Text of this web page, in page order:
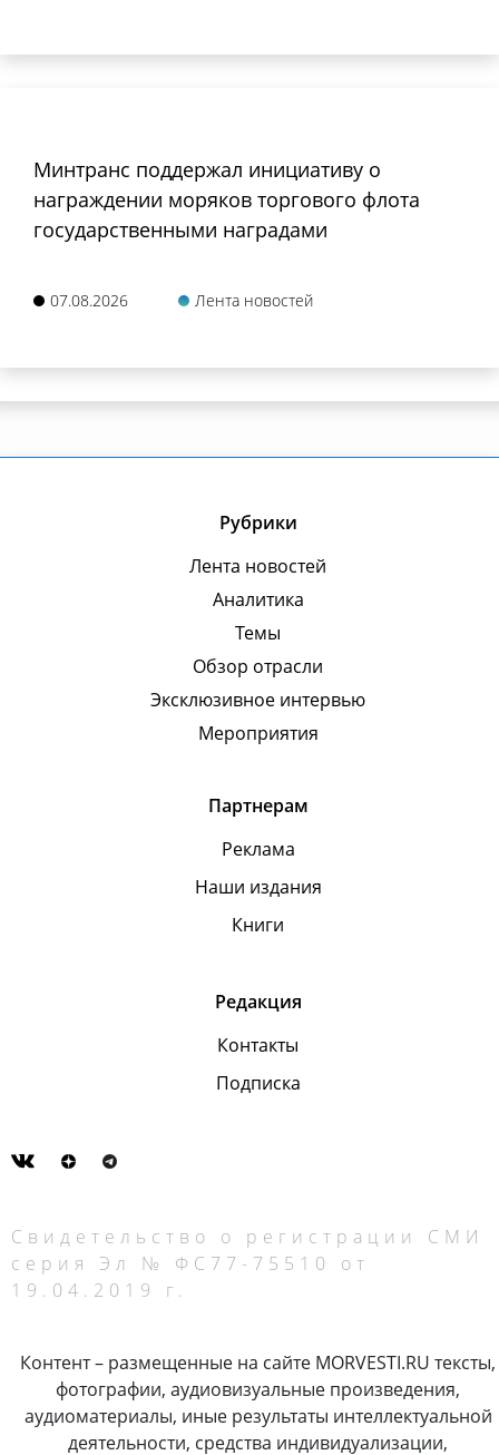
Минтранс поддержал инициативу о
награждении моряков торгового флота
государственными наградами
07.08.2026 Лента новостей
Рубрики
Лента новостей
Аналитика
Темы
Обзор отрасли
Эксклюзивное интервью
Мероприятия
Партнерам
Реклама
Наши издания
Книги
Редакция
Контакты
Подписка
Свидетельство о регистрации СМИ
серия Эл № ФС77-75510 от
19.04.2019 г.
Контент – размещенные на сайте MORVESTI.RU тексты,
фотографии, аудиовизуальные произведения,
аудиоматериалы, иные результаты интеллектуальной
деятельности, средства индивидуализации,